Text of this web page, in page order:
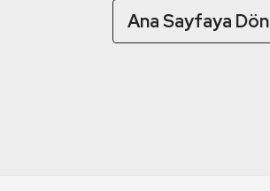
Ana Sayfaya Dön